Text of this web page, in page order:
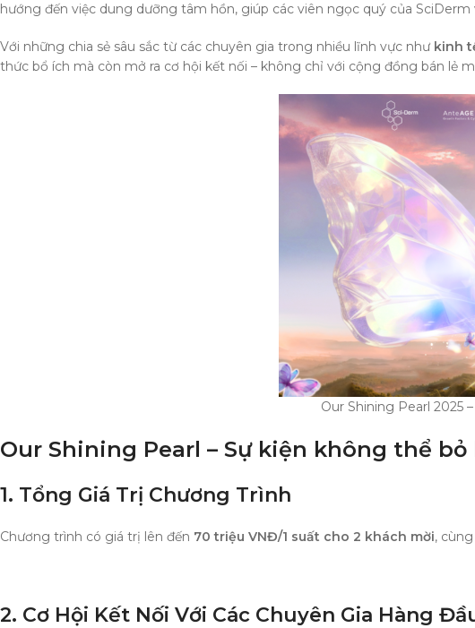
hướng đến việc dung dưỡng tâm hồn, giúp các viên ngọc quý của
Với những chia sẻ sâu sắc từ các chuyên gia trong nhiều lĩnh vực như kinh
thức bổ ích mà còn mở ra cơ hội kết nối – không chỉ với cộng đồng bán lẻ
Our Shining Pearl 2025
Our Shining Pearl – Sự kiện không thể
1. Tổng Giá Trị Chương Trình
Chương trình có giá trị lên đến 70 triệu VNĐ/1 suất cho 2 khách mời,
2. Cơ Hội Kết Nối Với Các Chuyên Gia Hàng